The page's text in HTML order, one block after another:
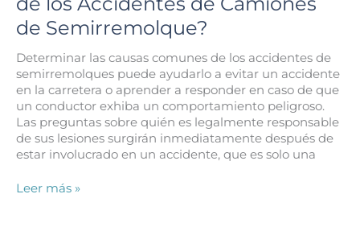
de Semirremolque?
Determinar las causas comunes de los accidentes de
semirremolques puede ayudarlo a evitar un accidente
en la carretera o aprender a responder en caso de que
un conductor exhiba un comportamiento peligroso.
Las preguntas sobre quién es legalmente responsable
de sus lesiones surgirán inmediatamente después de
estar involucrado en un accidente, que es solo una
¿Cuáles
Leer más »